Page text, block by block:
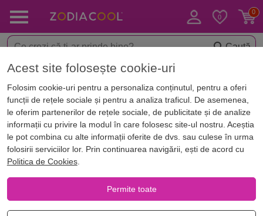
Caută
Acasă Astrologie Destin Stalpi destin
Noroc Scolastic
Steaua Norocului Scolastic sau Academic Star
este o energie asociată cu o persoană care are
noroc la școală, manifestându-se prin inteligență,
elocvență și o minte talentată. Persoanele
influențate de această stea sunt versatilie, au
Acest site folosește cookie-uri
Folosim cookie-uri pentru a personaliza conținutul, pentru a oferi
funcții de rețele sociale și pentru a analiza traficul. De asemenea,
le oferim partenerilor de rețele sociale, de publicitate și de analize
informații cu privire la modul în care folosesc site-ul nostru. Aceștia
le pot combina cu alte informații oferite de dvs. sau culese în urma
folosirii serviciilor lor. Prin continuarea navigării, ești de acord cu
Politica de Cookies.
Permite toate